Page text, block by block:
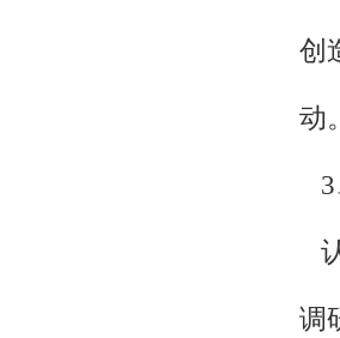
创
动。
3
调